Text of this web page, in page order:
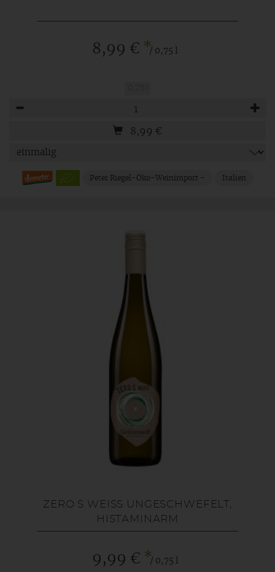
8,99 € */ 0,75 l
8,99 €
Peter Riegel-Öko-Weinimport - Italien
ZERO S WEISS UNGESCHWEFELT, H
ISTAMINARM
9,99 € */ 0,75 l